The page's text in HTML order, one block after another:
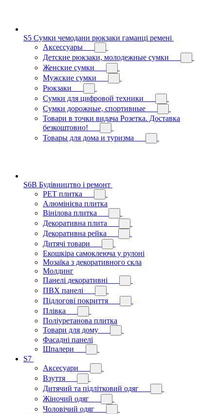
S5 Сумки чемодани рюкзаки гаманці ремені
Аксессуары
Детские рюкзаки, молодежные сумки
Женские сумки
Мужские сумки
Рюкзаки
Сумки для цифровой техники
Сумки дорожные, спортивные
Товари в точки видача Розетка. Доставка
безкоштовно!
Товары для дома и туризма
S6B Будівництво і ремонт
PЕT плитка
Алюмінієва плитка
Вінілова плитка
Декоративна плита
Декоративна рейка
Дитячі товари
Екошкіра самоклеюча у рулоні
Мозаїка з декоративного скла
Молдинг
Панелі декоративні
ПВХ панелі
Підлогові покриття
Плівка
Поліуретанова плитка
Товари для дому
Фасадні панелі
Шпалери
S7
Аксесуари
Взуття
Дитячий та підлітковий одяг
Жіночий одяг
Чоловічий одяг